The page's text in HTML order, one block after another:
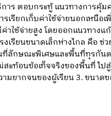
ร ตอบกระทู้ แนวทางการคุ้ม
รียกเก็บค่าใช้จ่ายนอกเหนือเ
าใช้จ่ายสูง โดยออกแนวทาง
รียนขนาดเล็กห่างไกล คือ ช่ว
ที่ลักษณะพิเศษและพื้นที่ทุรกัน
ะท้อนข้อเท็จจริงของพื้นที่ ไป
มยากจนของผู้เรียน 3. ขนาด